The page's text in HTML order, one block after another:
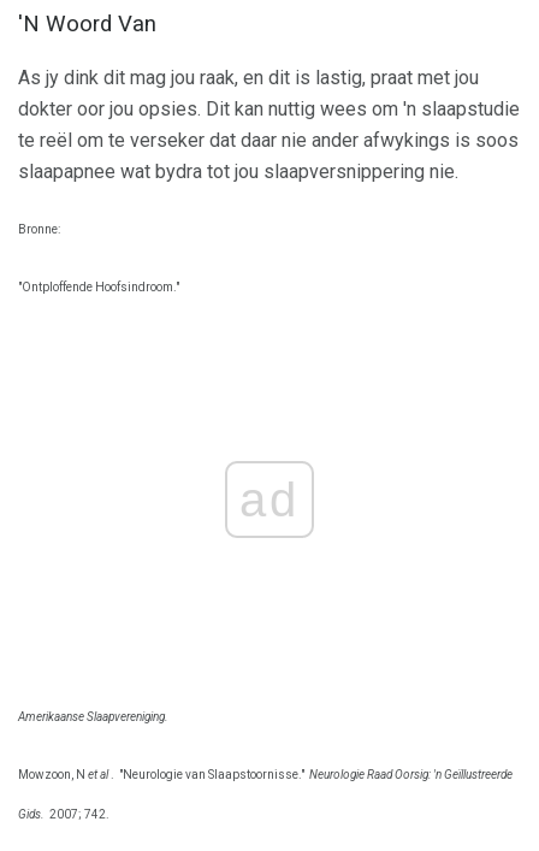
'N Woord Van
As jy dink dit mag jou raak, en dit is lastig, praat met jou
dokter oor jou opsies. Dit kan nuttig wees om 'n slaapstudie
te reël om te verseker dat daar nie ander afwykings is soos
slaapapnee wat bydra tot jou slaapversnippering nie.
Bronne:
"Ontploffende Hoofsindroom."
ad
Amerikaanse Slaapvereniging.
Mowzoon, N et al. "Neurologie van Slaapstoornisse." Neurologie Raad Oorsig: 'n Geïllustreerde
Gids. 2007; 742.